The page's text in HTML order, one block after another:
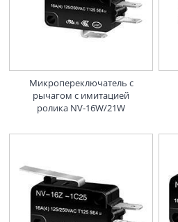
Микропереключатель с
рычагом с имитацией
ролика NV-16W/21W